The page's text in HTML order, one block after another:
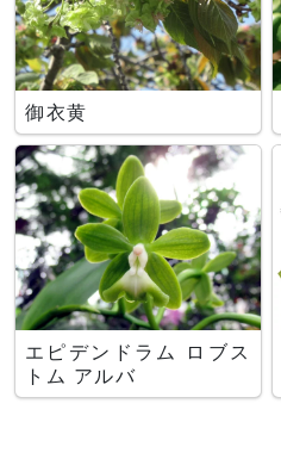
御衣黄
エピデンドラム ロブス
トム アルバ